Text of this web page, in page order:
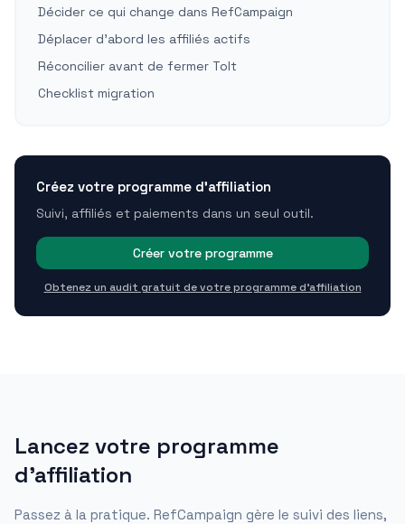
Décider ce qui change dans RefCampaign
Déplacer d'abord les affiliés actifs
Réconcilier avant de fermer Tolt
Checklist migration
Créez votre programme d'affiliation
Suivi, affiliés et paiements dans un seul outil.
Créer votre programme
Obtenez un audit gratuit de votre programme d'affiliation
Lancez votre programme
d'affiliation
Passez à la pratique. RefCampaign gère le suivi des liens,